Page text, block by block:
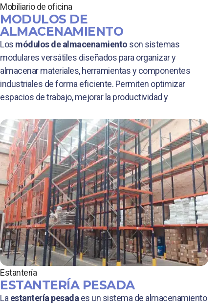
Mobiliario de oficina
MODULOS DE
ALMACENAMIENTO
Los módulos de almacenamiento son sistemas
modulares versátiles diseñados para organizar y
almacenar materiales, herramientas y componentes
industriales de forma eficiente. Permiten optimizar
espacios de trabajo, mejorar la productividad y
Estantería
ESTANTERÍA PESADA
La estantería pesada es un sistema de almacenamiento